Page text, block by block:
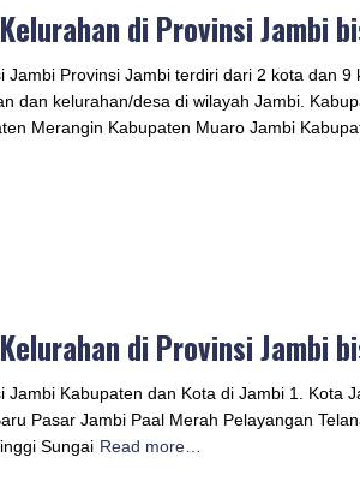
di Provinsi Jambi
Provinsi Jambi terdiri dari 2 kota dan
dan kelurahan/desa di wilayah Jambi.
Merangin Kabupaten Muaro Jambi
di Provinsi Jambi
Kabupaten dan Kota di Jambi 1. Kota
Pasar Jambi Paal Merah Pelayangan
Sungai Read more…